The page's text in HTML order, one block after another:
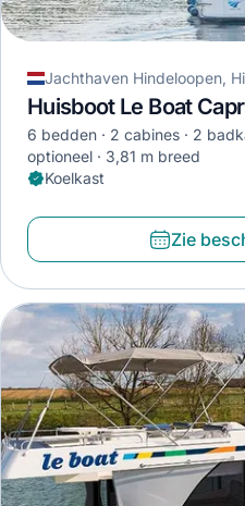
Jachthaven Hindeloopen,
Huisboot Le Boat
6 bedden 2 cabines 2
optioneel
3,81 m breed
Koelkast
Zie